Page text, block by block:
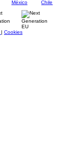
| Cookies